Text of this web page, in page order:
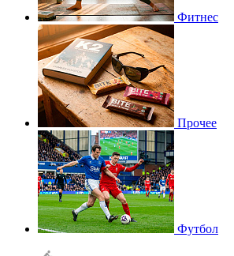
Фитнес
Прочее
Футбол